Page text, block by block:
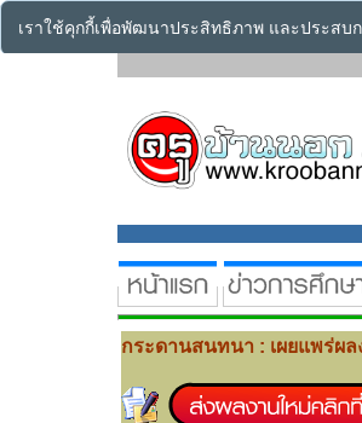
เราใช้คุกกี้เพื่อพัฒนาประสิทธิภาพ และประส
กระดานสนทนา : เผยแพร่ผ